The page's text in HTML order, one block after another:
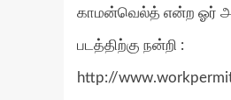
காமன்வெல்த் என்ற ஓர்
படத்திற்கு நன்றி :
http://